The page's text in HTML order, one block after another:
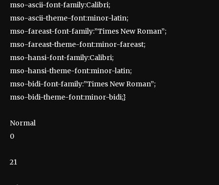
mso-ascii-font-family:Calibri;
mso-ascii-theme-font:minor-latin;
mso-fareast-font-family:”Times New Roman”;
mso-fareast-theme-font:minor-fareast;
mso-hansi-font-family:Calibri;
mso-hansi-theme-font:minor-latin;
mso-bidi-font-family:”Times New Roman”;
mso-bidi-theme-font:minor-bidi;}
Normal
0
21